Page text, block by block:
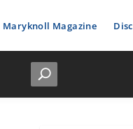
Maryknoll Magazine